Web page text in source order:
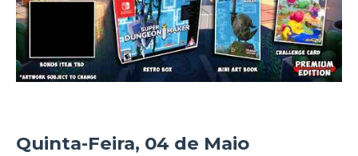
Quinta-Feira, 04 de Maio